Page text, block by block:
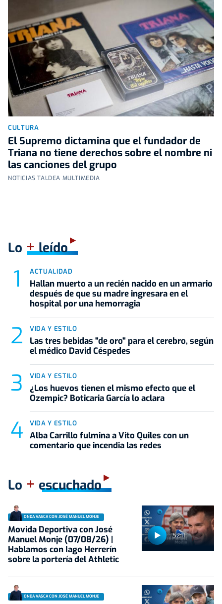
CULTURA
El Supremo dictamina que el fundador de
Triana no tiene derechos sobre el nombre ni
las canciones del grupo
NOTICIAS TALDEA MULTIMEDIA
Lo +leído
ACTUALIDAD
Hallan muerto a un recién nacido en un armario
después de que su madre ingresara en el
hospital por una hemorragia
VIDA Y ESTILO
Las tres bebidas "de oro" para el cerebro, según
el médico David Céspedes
VIDA Y ESTILO
¿Los huevos tienen el mismo efecto que el
Ozempic? Boticaria García lo aclara
VIDA Y ESTILO
Alba Carrillo fulmina a Vito Quiles con un
comentario que incendia las redes
Lo + escuchado
52:11
ONDA VASCA CON JOSÉ MANUEL MONJE
Movida Deportiva con José
Manuel Monje (07/08/26) |
Hablamos con Iago Herrerín
sobre la portería del Athletic
ONDA VASCA CON JOSÉ MANUEL MONJE